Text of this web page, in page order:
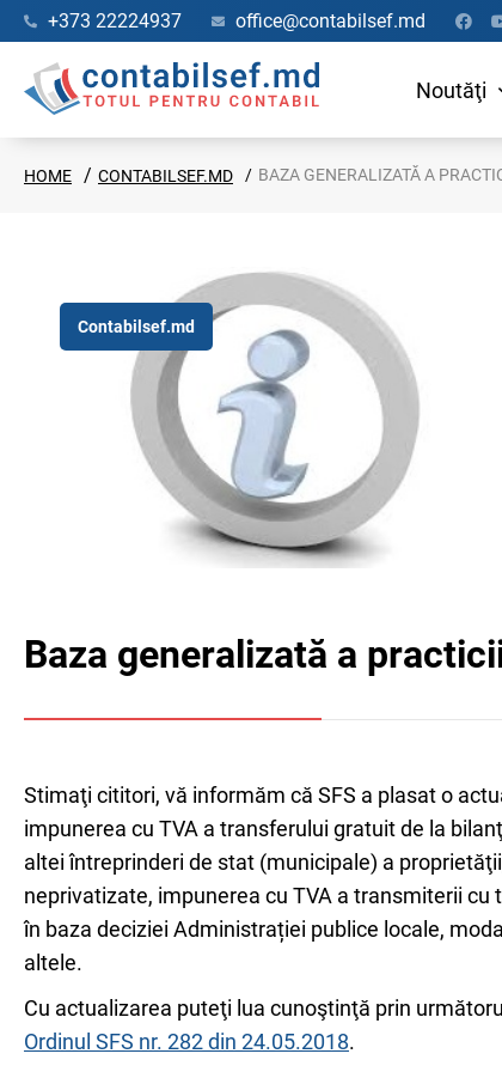
+373 22224937 office@contabilsef.md
Noutăţi
HOME CONTABILSEF.MD BAZA GENERALIZATĂ A
Contabilsef.md
Baza generalizată a
Stimaţi cititori, vă informăm că SFS a plasat o
impunerea cu TVA a transferului gratuit de la
altei întreprinderi de stat (municipale) a
neprivatizate, impunerea cu TVA a transmiterii
în baza deciziei Administrației publice locale,
altele.
Cu actualizarea puteţi lua cunoştinţă prin
Ordinul SFS nr. 282 din 24.05.2018.